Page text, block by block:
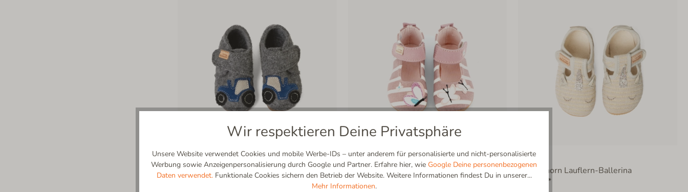
Trollo trolliger Traktor Klettschuh hoch
74,95 €*
Babyballerina Schmetterling
49,95 €*
Ella Einhorn Lauflern-Ballerina
59,95 €*
Wir respektieren Deine Privatsphäre
Unsere Website verwendet Cookies und mobile Werbe-IDs – unter anderem für personalisierte und nicht-personalisierte
Werbung sowie Anzeigenpersonalisierung durch Google und Partner. Erfahre hier, wie Google Deine personenbezogenen
Daten verwendet.Funktionale Cookies sichern den Betrieb der Website. Weitere Informationen findest Du in unserer...
Mehr Informationen.